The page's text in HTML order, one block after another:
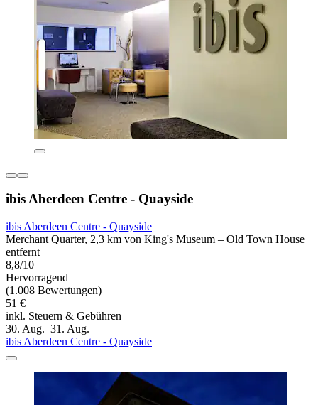
ibis Aberdeen Centre - Quayside
ibis Aberdeen Centre - Quayside
Merchant Quarter, 2,3 km von King's Museum – Old Town House
entfernt
8,8/10
Hervorragend
(1.008 Bewertungen)
51 €
inkl. Steuern & Gebühren
30. Aug.–31. Aug.
ibis Aberdeen Centre - Quayside